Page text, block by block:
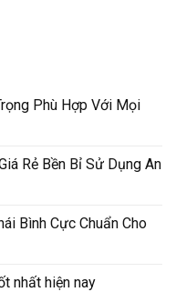
Phù Hợp Với Mọi
Rẻ Bền Bỉ Sử Dụng An
Bình Cực Chuẩn Cho
nhất hiện nay